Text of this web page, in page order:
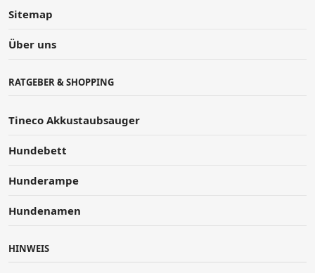
Sitemap
Über uns
RATGEBER & SHOPPING
Tineco Akkustaubsauger
Hundebett
Hunderampe
Hundenamen
HINWEIS